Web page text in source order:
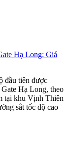
Hạ Long: Giá
đầu tiên được
Hạ Long, theo
tại khu Vịnh Thiên
sắt tốc độ cao